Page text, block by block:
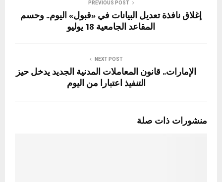
PREVIOUS POST
إغلاق نافذة تعديل البيانات في «قبول» اليوم.. وحسم
المقاعد الجامعية 18 يوليو
NEXT POST
الإمارات.. قانون المعاملات المدنية الجديد يدخل حيز
التنفيذ اعتبارا من اليوم
منشورات ذات صلة